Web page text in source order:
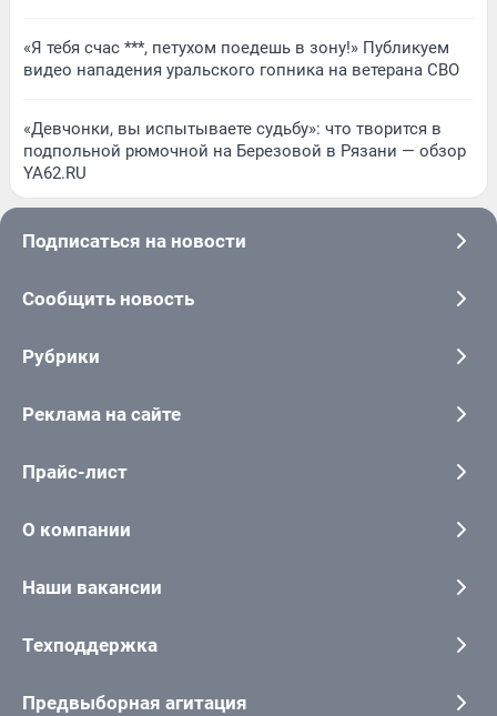
«Я тебя счас ***, петухом поедешь в зону!» Публикуем
видео нападения уральского гопника на ветерана СВО
«Девчонки, вы испытываете судьбу»: что творится в
подпольной рюмочной на Березовой в Рязани — обзор
YA62.RU
Подписаться на новости
Сообщить новость
Рубрики
Реклама на сайте
Прайс-лист
О компании
Наши вакансии
Техподдержка
Предвыборная агитация